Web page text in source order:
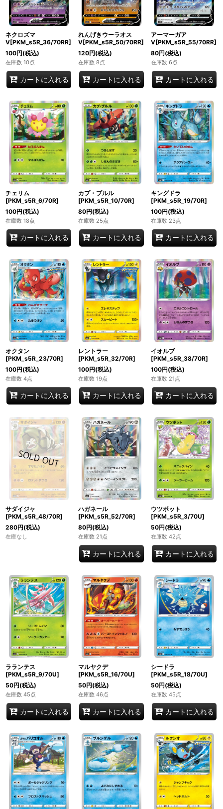
ネクロズマ
V[PKM_s5R_36/70RR]
100円(税込)
在庫数 10点
カートに入れる
れんげきウーラオス
V[PKM_s5R_50/70RR]
120円(税込)
在庫数 8点
カートに入れる
アーマーガア
V[PKM_s5R_55/70RR]
80円(税込)
在庫数 6点
カートに入れる
チェリム
[PKM_s5R_6/70R]
100円(税込)
在庫数 18点
カートに入れる
カプ・ブルル
[PKM_s5R_10/70R]
80円(税込)
在庫数 25点
カートに入れる
キングドラ
[PKM_s5R_19/70R]
100円(税込)
在庫数 23点
カートに入れる
オクタン
[PKM_s5R_23/70R]
100円(税込)
在庫数 4点
カートに入れる
レントラー
[PKM_s5R_32/70R]
100円(税込)
在庫数 19点
カートに入れる
イオルブ
[PKM_s5R_38/70R]
100円(税込)
在庫数 21点
カートに入れる
サダイジャ
[PKM_s5R_48/70R]
280円(税込)
在庫なし
ハガネール
[PKM_s5R_52/70R]
80円(税込)
在庫数 21点
カートに入れる
ウツボット
[PKM_s5R_3/70U]
50円(税込)
在庫数 42点
カートに入れる
ラランテス
[PKM_s5R_9/70U]
50円(税込)
在庫数 45点
カートに入れる
マルヤクデ
[PKM_s5R_16/70U]
50円(税込)
在庫数 46点
カートに入れる
シードラ
[PKM_s5R_18/70U]
50円(税込)
在庫数 45点
カートに入れる